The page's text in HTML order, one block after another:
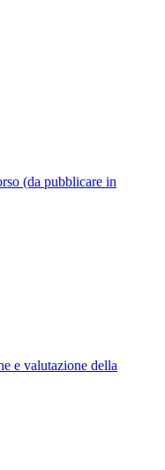
(da pubblicare in
e valutazione della